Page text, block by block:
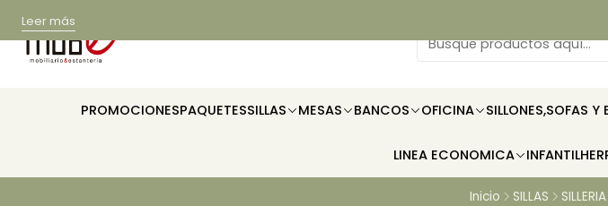
PROMOCIONESPAQUETESSILLAS MESAS BANCOS OFICINA SILLONES,SOFAS Y
LINEA ECONOMICA INFANTIL
Leer más
Inicio SILLAS SILLERIA